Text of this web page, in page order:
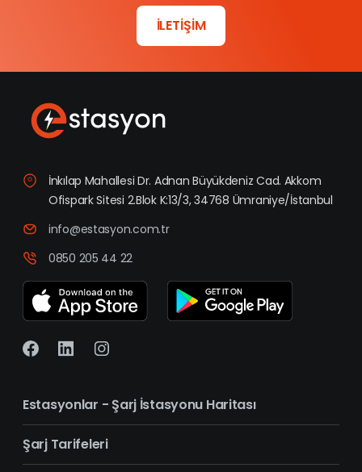
İLETİŞİM
İnkılap Mahallesi Dr. Adnan Büyükdeniz Cad. Akkom
Ofispark Sitesi 2.Blok K:13/3, 34768 Ümraniye/İstanbul
info@estasyon.com.tr
0850 205 44 22
Estasyonlar - Şarj İstasyonu Haritası
Şarj Tarifeleri